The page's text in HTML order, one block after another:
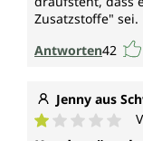
Zusatzstoffe" sei.
Antworten42
Jenny aus